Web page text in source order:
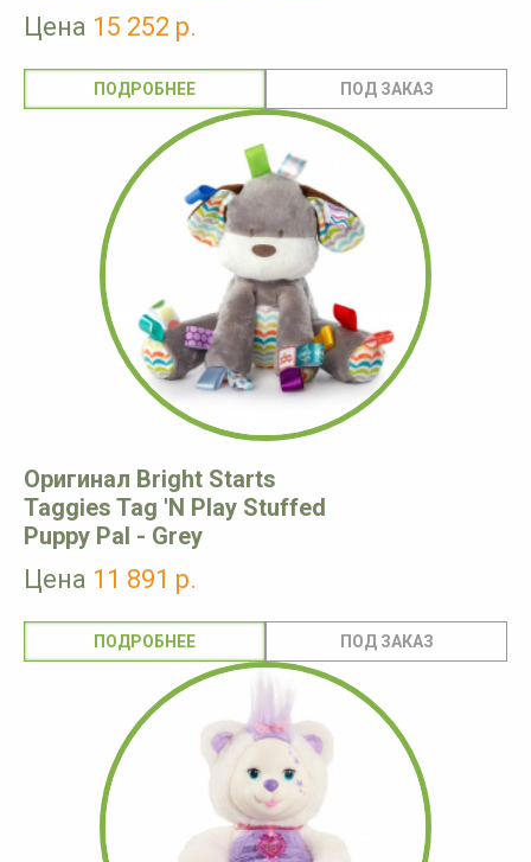
Цена 15 252 р.
ПОДРОБНЕЕ
Оригинал Bright Starts
Taggies Tag 'N Play Stuffed
Puppy Pal - Grey
Цена 11 891 р.
ПОДРОБНЕЕ